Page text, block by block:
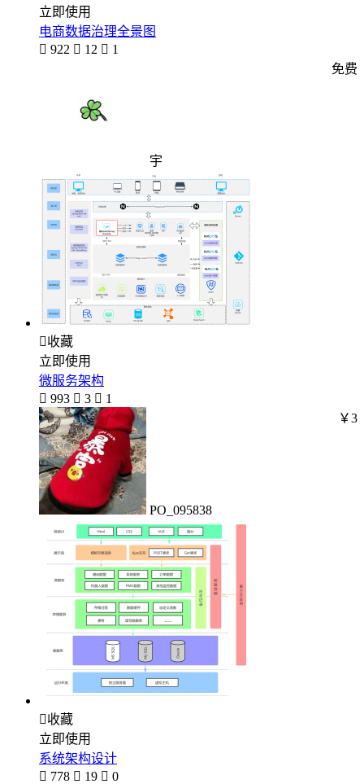
立即使用
电商数据治理全景图
 922  12  1
宇
免费
收藏
立即使用
微服务架构
 993  3  1
PO_095838
￥3
收藏
立即使用
系统架构设计
 778  19  0